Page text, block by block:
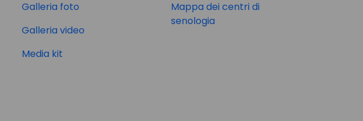
Galleria foto
Galleria video
Media kit
Mappa dei centri di
senologia